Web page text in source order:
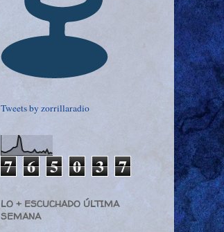
Tweets by zorrillaradio
7 6 5 0 3 7
LO + ESCUCHADO ÚLTIMA
SEMANA